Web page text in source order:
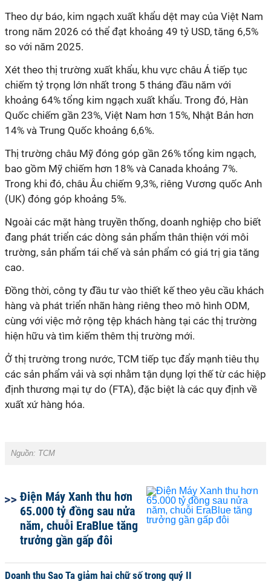
Theo dự báo, kim ngạch xuất khẩu dệt may của Việt Nam
trong năm 2026 có thể đạt khoảng 49 tỷ USD, tăng 6,5%
so với năm 2025.
Xét theo thị trường xuất khẩu, khu vực châu Á tiếp tục
chiếm tỷ trọng lớn nhất trong 5 tháng đầu năm với
khoảng 64% tổng kim ngạch xuất khẩu. Trong đó, Hàn
Quốc chiếm gần 23%, Việt Nam hơn 15%, Nhật Bản hơn
14% và Trung Quốc khoảng 6,6%.
Thị trường châu Mỹ đóng góp gần 26% tổng kim ngạch,
bao gồm Mỹ chiếm hơn 18% và Canada khoảng 7%.
Trong khi đó, châu Âu chiếm 9,3%, riêng Vương quốc Anh
(UK) đóng góp khoảng 5%.
Ngoài các mặt hàng truyền thống, doanh nghiệp cho biết
đang phát triển các dòng sản phẩm thân thiện với môi
trường, sản phẩm tái chế và sản phẩm có giá trị gia tăng
cao.
Đồng thời, công ty đầu tư vào thiết kế theo yêu cầu khách
hàng và phát triển nhãn hàng riêng theo mô hình ODM,
cùng với việc mở rộng tệp khách hàng tại các thị trường
hiện hữu và tìm kiếm thêm thị trường mới.
Ở thị trường trong nước, TCM tiếp tục đẩy mạnh tiêu thụ
các sản phẩm vải và sợi nhằm tận dụng lợi thế từ các hiệp
định thương mại tự do (FTA), đặc biệt là các quy định về
xuất xứ hàng hóa.
Nguồn: TCM
Điện Máy Xanh thu hơn
65.000 tỷ đồng sau nửa
năm, chuỗi EraBlue tăng
trưởng gần gấp đôi
Doanh thu Sao Ta giảm hai chữ số trong quý II